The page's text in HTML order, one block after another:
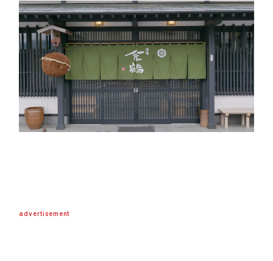
advertisement